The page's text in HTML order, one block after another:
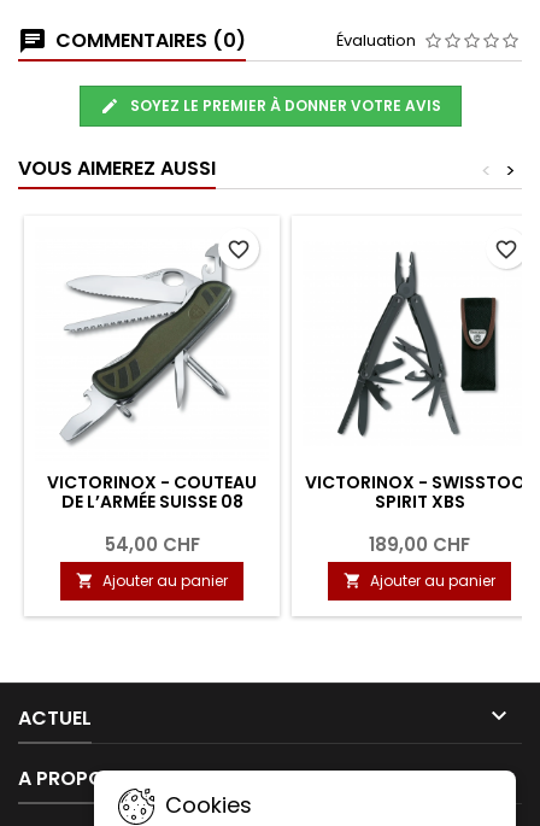
COMMENTAIRES (0) Évaluation
SOYEZ LE PREMIER À DONNER VOTRE AVIS
VOUS AIMEREZ AUSSI >
<
VICTORINOX - COUTEAU
DE L’ARMÉE SUISSE 08
54,00 CHF
 Ajouter au panier
favorite_border
VICTORINOX - SWISSTOOL
SPIRIT XBS
189,00 CHF
 Ajouter au panier
favorite_border
ACTUEL 
A PROPOS DE NOUS 
Cookies